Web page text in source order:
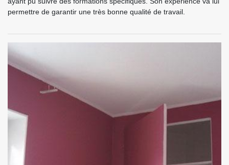
permettre de garantir une très bonne qualité de travail.